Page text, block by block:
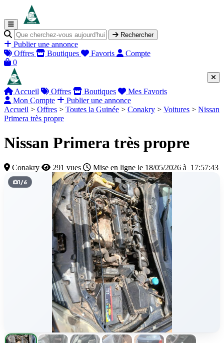
Rechercher
Publier une annonce
Offres
Boutiques Favoris
Compte
0
Accueil Offres Boutiques
Mes Favoris
Mon Compte
Publier une annonce
Accueil > Offres > Toutes la Guinée > Conakry > Voitures > Nissan
Primera très propre
Nissan Primera très propre
Conakry 291 vues Mise en ligne le 18/05/2026 à 17:57:43
1/6